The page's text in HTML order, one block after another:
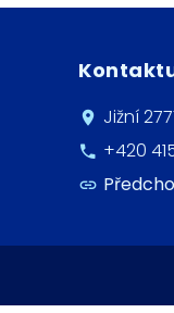
Jižní
+420